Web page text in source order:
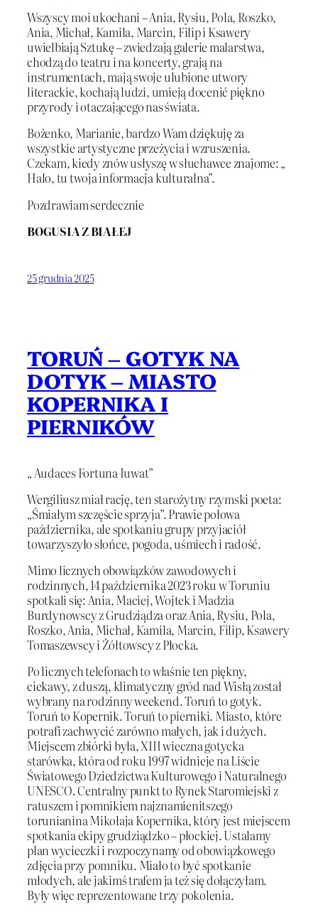
Wszyscy moi ukochani – Ania, Rysiu, Pola, Roszko,
Ania, Michał, Kamila, Marcin, Filip i Ksawery
uwielbiają Sztukę – zwiedzają galerie malarstwa,
chodzą do teatru i na koncerty, grają na
instrumentach, mają swoje ulubione utwory
literackie, kochają ludzi, umieją docenić piękno
przyrody i otaczającego nas świata.
Bożenko, Marianie, bardzo Wam dziękuję za
wszystkie artystyczne przeżycia i wzruszenia.
Czekam, kiedy znów usłyszę w słuchawce znajome: „
Halo, tu twoja informacja kulturalna”.
Pozdrawiam serdecznie
BOGUSIA Z BIAŁEJ
25 grudnia 2025
TORUŃ – GOTYK NA
DOTYK – MIASTO
KOPERNIKA I
PIERNIKÓW
„ Audaces Fortuna Iuwat”
Wergiliusz miał rację, ten starożytny rzymski poeta:
„Śmiałym szczęście sprzyja”. Prawie połowa
października, ale spotkaniu grupy przyjaciół
towarzyszyło słońce, pogoda, uśmiech i radość.
Mimo licznych obowiązków zawodowych i
rodzinnych, 14 października 2023 roku w Toruniu
spotkali się: Ania, Maciej, Wojtek i Madzia
Burdynowscy z Grudziądza oraz Ania, Rysiu, Pola,
Roszko, Ania, Michał, Kamila, Marcin, Filip, Ksawery
Tomaszewscy i Żółtowscy z Płocka.
Po licznych telefonach to właśnie ten piękny,
ciekawy, z duszą, klimatyczny gród nad Wisłą został
wybrany na rodzinny weekend. Toruń to gotyk.
Toruń to Kopernik. Toruń to pierniki. Miasto, które
potrafi zachwycić zarówno małych, jak i dużych.
Miejscem zbiórki była, XIII wieczna gotycka
starówka, która od roku 1997 widnieje na Liście
Światowego Dziedzictwa Kulturowego i Naturalnego
UNESCO. Centralny punkt to Rynek Staromiejski z
ratuszem i pomnikiem najznamienitszego
torunianina Mikołaja Kopernika, który jest miejscem
spotkania ekipy grudziądzko – płockiej. Ustalamy
plan wycieczki i rozpoczynamy od obowiązkowego
zdjęcia przy pomniku. Miało to być spotkanie
młodych, ale jakimś trafem ja też się dołączyłam.
Były więc reprezentowane trzy pokolenia.